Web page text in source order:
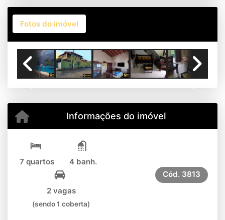
Fotos do imóvel
Informações do imóvel
7 quartos 4 banh.
2 vagas
(sendo 1 coberta)
Cód. 3813